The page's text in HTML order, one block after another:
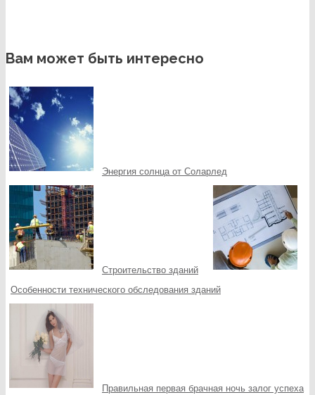
Вам может быть интересно
Энергия солнца от Соларлед
Строительство зданий
Особенности технического обследования зданий
Правильная первая брачная ночь залог успеха